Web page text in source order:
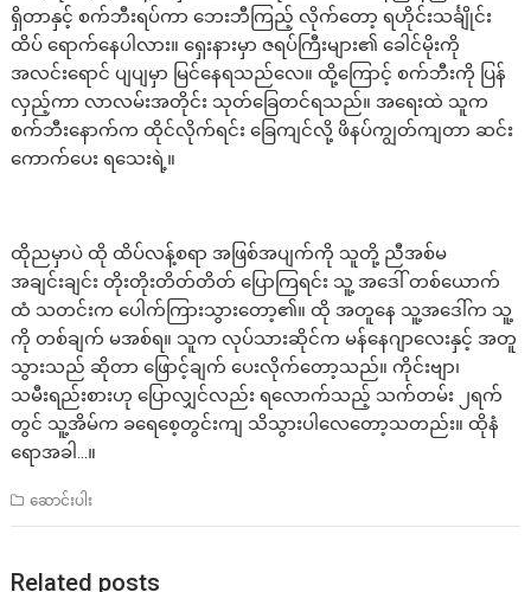
ရှိတာနှင့် စက်ဘီးရပ်ကာ ဘေးဘီကြည့် လိုက်တော့ ရဟိုင်းသင်္ချိုင်း
ထိပ် ရောက်နေပါလား။ ရှေးနားမှာ ဇရပ်ကြီးများ၏ ခေါင်မိုးကို
အလင်းရောင် ပျပျမှာ မြင်နေရသည်လေ။ ထို့ကြောင့် စက်ဘီးကို ပြန်
လှည့်ကာ လာလမ်းအတိုင်း သုတ်ခြေတင်ရသည်။ အရေးထဲ သူက
စက်ဘီးနောက်က ထိုင်လိုက်ရင်း ခြေကျင်လို့ ဖိနပ်ကျွတ်ကျတာ ဆင်း
ကောက်ပေး ရသေးရဲ့။
ထိုညမှာပဲ ထို ထိပ်လန့်စရာ အဖြစ်အပျက်ကို သူတို့ ညီအစ်မ
အချင်းချင်း တိုးတိုးတိတ်တိတ် ပြောကြရင်း သူ့ အဒေါ် တစ်ယောက်
ထံ သတင်းက ပေါက်ကြားသွားတော့၏။ ထို အတူနေ သူ့အဒေါ်က သူ့
ကို တစ်ချက် မအစ်ရ။ သူက လုပ်သားဆိုင်က မန်နေဂျာလေးနှင့် အတူ
သွားသည် ဆိုတာ ဖြောင့်ချက် ပေးလိုက်တော့သည်။ ကိုင်းဗျာ၊
သမီးရည်းစားဟု ပြောလျှင်လည်း ရလောက်သည့် သက်တမ်း ၂ရက်
တွင် သူ့အိမ်က ခရေစေ့တွင်းကျ သိသွားပါလေတော့သတည်း။ ထိုနံ
ရောအခါ…။
ဆောင်းပါး
Related posts